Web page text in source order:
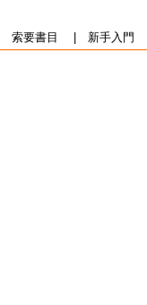
索要書目 新手入門